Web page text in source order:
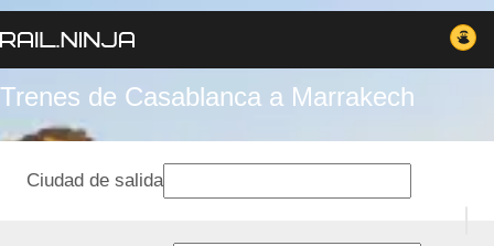
Trenes de Casablanca a Marrakech
Ciudad de salida